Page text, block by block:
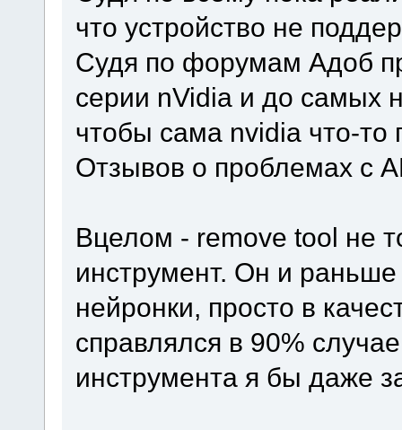
что устройство не
Судя по форумам Адоб
серии nVidia и до самых
чтобы сама nvidia что-то
Отзывов о проблемах с
Вцелом - remove tool не
инструмент. Он и
нейронки, просто в
справлялся в 90%
инструмента я бы даже